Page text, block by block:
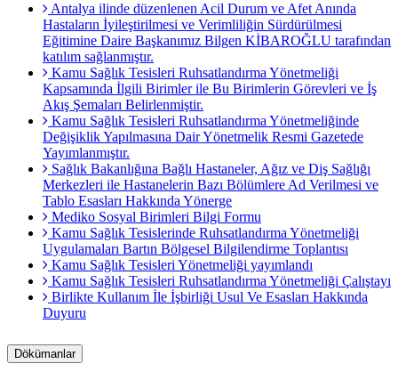
Antalya ilinde düzenlenen Acil Durum ve Afet Anında
Hastaların İyileştirilmesi ve Verimliliğin Sürdürülmesi
Eğitimine Daire Başkanımız Bilgen KİBAROĞLU tarafından
katılım sağlanmıştır.
Kamu Sağlık Tesisleri Ruhsatlandırma Yönetmeliği
Kapsamında İlgili Birimler ile Bu Birimlerin Görevleri ve İş
Akış Şemaları Belirlenmiştir.
Kamu Sağlık Tesisleri Ruhsatlandırma Yönetmeliğinde
Değişiklik Yapılmasına Dair Yönetmelik Resmi Gazetede
Yayımlanmıştır.
Sağlık Bakanlığına Bağlı Hastaneler, Ağız ve Diş Sağlığı
Merkezleri ile Hastanelerin Bazı Bölümlere Ad Verilmesi ve
Tablo Esasları Hakkında Yönerge
Mediko Sosyal Birimleri Bilgi Formu
Kamu Sağlık Tesislerinde Ruhsatlandırma Yönetmeliği
Uygulamaları Bartın Bölgesel Bilgilendirme Toplantısı
Kamu Sağlık Tesisleri Yönetmeliği yayımlandı
Kamu Sağlık Tesisleri Ruhsatlandırma Yönetmeliği Çalıştayı
Birlikte Kullanım İle İşbirliği Usul Ve Esasları Hakkında
Duyuru
Dökümanlar